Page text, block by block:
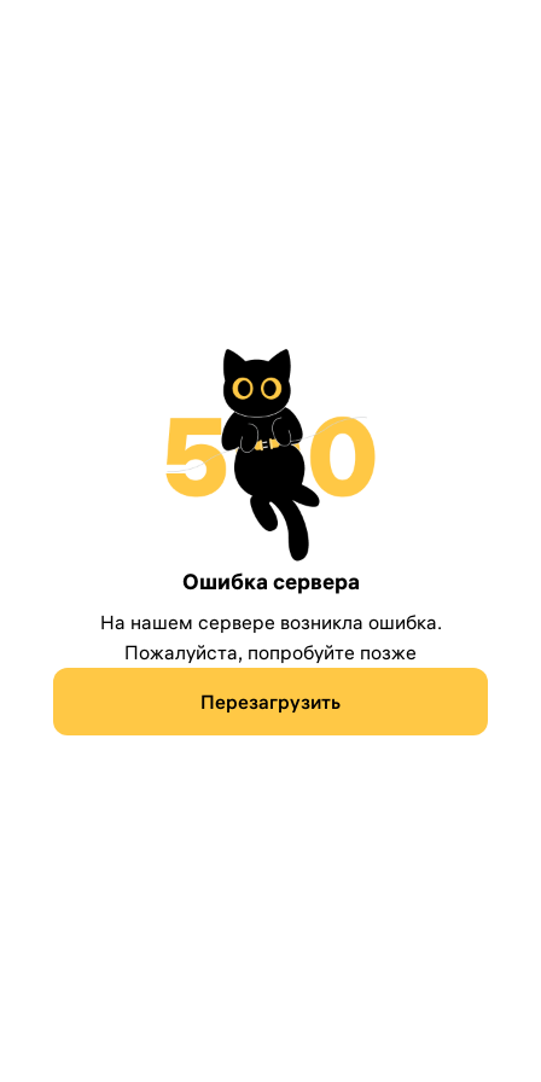
Ошибка сервера
На нашем сервере возникла ошибка.
Пожалуйста, попробуйте позже
Перезагрузить